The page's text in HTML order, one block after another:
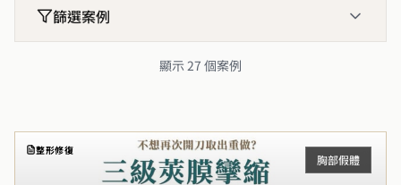
篩選案例
顯示 27 個案例
整形修復
胸部假體